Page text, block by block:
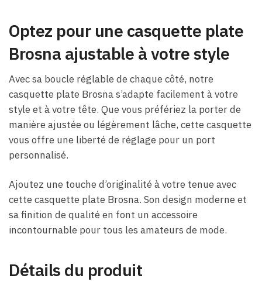
Optez pour une casquette plate
Brosna ajustable à votre style
Avec sa boucle réglable de chaque côté, notre
casquette plate Brosna s’adapte facilement à votre
style et à votre tête. Que vous préfériez la porter de
manière ajustée ou légèrement lâche, cette casquette
vous offre une liberté de réglage pour un port
personnalisé.
Ajoutez une touche d’originalité à votre tenue avec
cette casquette plate Brosna. Son design moderne et
sa finition de qualité en font un accessoire
incontournable pour tous les amateurs de mode.
Détails du produit